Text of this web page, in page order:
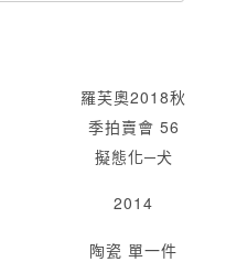
羅芙奧2018秋
季拍賣會 56
擬態化─犬
2014
陶瓷 單一件